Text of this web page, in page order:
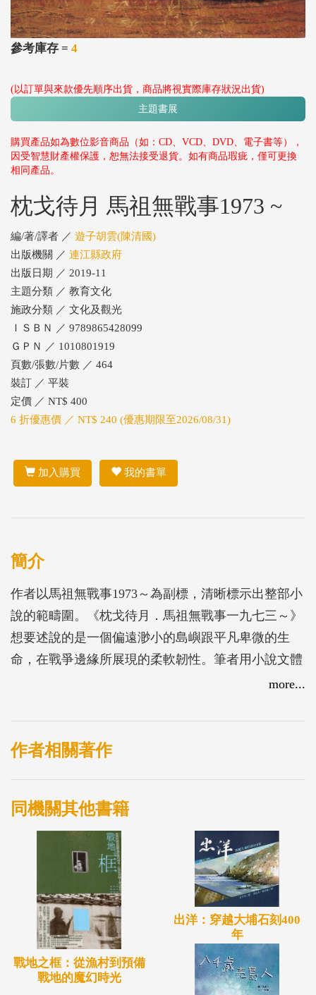
參考庫存 = 4
(以訂單與來款優先順序出貨，商品將視實際庫存狀況出貨)
主題書展
購買產品如為數位影音商品（如：CD、VCD、DVD、電子書等），
因受智慧財產權保護，恕無法接受退貨。如有商品瑕疵，僅可更換
相同產品。
枕戈待月 馬祖無戰事1973 ~
編/著/譯者 ／ 遊子胡雲(陳清國)
出版機關 ／ 連江縣政府
出版日期 ／ 2019-11
主題分類 ／ 教育文化
施政分類 ／ 文化及觀光
ＩＳＢＮ ／ 9789865428099
ＧＰＮ ／ 1010801919
頁數/張數/片數 ／ 464
裝訂 ／ 平裝
定價 ／ NT$ 400
6 折優惠價 ／ NT$ 240 (優惠期限至2026/08/31)
加入購買 我的書單
簡介
作者以馬祖無戰事1973～為副標，清晰標示出整部小
說的範疇圍。《枕戈待月．馬祖無戰事一九七三～》
想要述說的是一個偏遠渺小的島嶼跟平凡卑微的生
命，在戰爭邊緣所展現的柔軟韌性。筆者用小說文體
穿插敘論的書寫方式，藉著馬祖列島的中心城鎮──
出孤懸海角一隅的馬祖印象；透過孩子們笑中帶淚的
愛與哀愁，重塑它深刻卻模糊的當年情景，揭示那段
more...
作者相關著作
同機關其他書籍
戰地之框：從漁村到預備
戰地的魔幻時光
出洋：穿越大埔石刻400
年